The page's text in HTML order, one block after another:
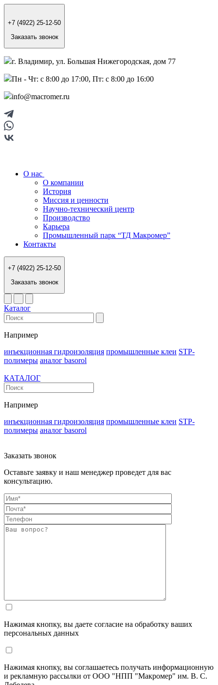
+7 (4922) 25-12-50
Заказать звонок
г. Владимир, ул. Большая Нижегородская, дом 77
Пн - Чт: с 8:00 до 17:00, Пт: с 8:00 до 16:00
info@macromer.ru
О нас
О компании
История
Миссия и ценности
Научно-технический центр
Производство
Карьера
Промышленный парк “ТД Макромер”
Контакты
+7 (4922) 25-12-50
Заказать звонок
Каталог
Например
инъекционная гидроизоляция промышленные клеи STP-
полимеры аналог basorol
КАТАЛОГ
Например
инъекционная гидроизоляция промышленные клеи STP-
полимеры аналог basorol
Заказать звонок
Оставьте заявку и наш менеджер проведет для вас
консультацию.
Нажимая кнопку, вы даете согласие на обработку ваших
персональных данных
Нажимая кнопку, вы соглашаетесь получать информационную
и рекламную рассылки от ООО "НПП "Макромер" им. В. С.